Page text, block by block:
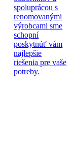
spoluprácou s
renomovanými
výrobcami sme
schopní
poskytnúť vám
najlepšie
riešenia pre vaše
potreby.